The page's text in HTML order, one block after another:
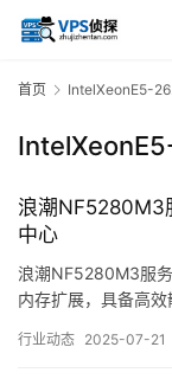
首页 IntelXeonE5-
浪潮NF5280M3
中心
浪潮NF5280M3服
内存扩展，具备高
管理与维护适用场
行业动态 2025-07-21